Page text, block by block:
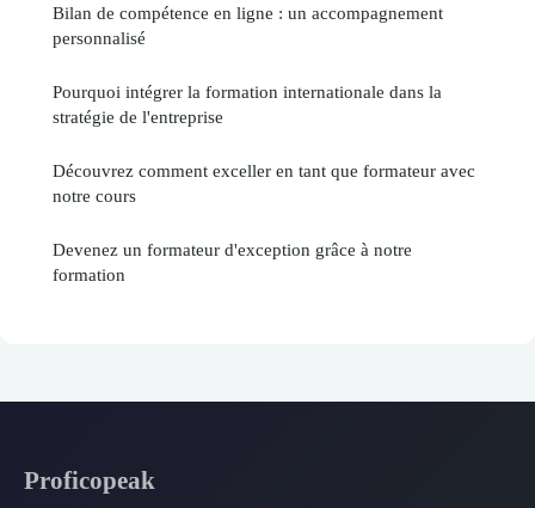
Bilan de compétence en ligne : un accompagnement
personnalisé
Pourquoi intégrer la formation internationale dans la
stratégie de l'entreprise
Découvrez comment exceller en tant que formateur avec
notre cours
Devenez un formateur d'exception grâce à notre
formation
Proficopeak